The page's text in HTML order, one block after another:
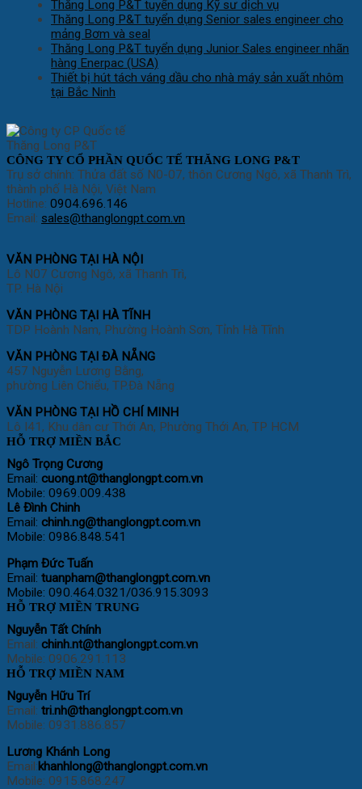
Thăng Long P&T tuyển dụng Kỹ sư dịch vụ
Thăng Long P&T tuyển dụng Senior sales engineer cho
mảng Bơm và seal
Thăng Long P&T tuyển dụng Junior Sales engineer nhãn
hàng Enerpac (USA)
Thiết bị hút tách váng dầu cho nhà máy sản xuất nhôm
tại Bắc Ninh
CÔNG TY CỔ PHẦN QUỐC TẾ THĂNG LONG P&T
Trụ sở chính: Thửa đất số N0-07, thôn Cương Ngô, xã Thanh Trì,
thành phố Hà Nội, Việt Nam
Hotline: 0904.696.146
Email: sales@thanglongpt.com.vn
VĂN PHÒNG TẠI HÀ NỘI
Lô N07 Cương Ngô, xã Thanh Trì,
TP. Hà Nội
VĂN PHÒNG TẠI HÀ TĨNH
TDP Hoành Nam, Phường Hoành Sơn, Tỉnh Hà Tĩnh
VĂN PHÒNG TẠI ĐÀ NẴNG
457 Nguyễn Lương Bằng,
phường Liên Chiểu, TP.Đà Nẵng
VĂN PHÒNG TẠI HỒ CHÍ MINH
Lô I41, Khu dân cư Thới An, Phường Thới An, TP HCM
HỖ TRỢ MIỀN BẮC
Ngô Trọng Cương
Email: cuong.nt@thanglongpt.com.vn
Mobile: 0969.009.438
Lê Đình Chinh
Email: chinh.ng@thanglongpt.com.vn
Mobile: 0986.848.541
Phạm Đức Tuấn
Email: tuanpham@thanglongpt.com.vn
Mobile: 090.464.0321/036.915.3093
HỖ TRỢ MIỀN TRUNG
Nguyễn Tất Chính
Email: chinh.nt@thanglongpt.com.vn
Mobile: 0906.291.113
HỖ TRỢ MIỀN NAM
Nguyễn Hữu Trí
Email: tri.nh@thanglongpt.com.vn
Mobile: 0931.886.857
Lương Khánh Long
Email:khanhlong@thanglongpt.com.vn
Mobile: 0915.868.247